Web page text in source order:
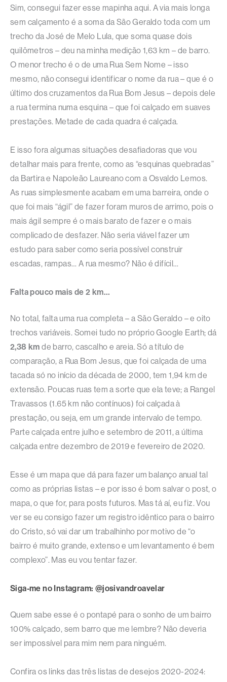
Sim, consegui fazer esse mapinha aqui. A via mais longa
sem calçamento é a soma da São Geraldo toda com um
trecho da José de Melo Lula, que soma quase dois
quilômetros – deu na minha medição 1,63 km – de barro.
O menor trecho é o de uma Rua Sem Nome – isso
mesmo, não consegui identificar o nome da rua – que é o
último dos cruzamentos da Rua Bom Jesus – depois dele
a rua termina numa esquina – que foi calçado em suaves
prestações. Metade de cada quadra é calçada.
E isso fora algumas situações desafiadoras que vou
detalhar mais para frente, como as “esquinas quebradas”
da Bartira e Napoleão Laureano com a Osvaldo Lemos.
As ruas simplesmente acabam em uma barreira, onde o
que foi mais “ágil” de fazer foram muros de arrimo, pois o
mais ágil sempre é o mais barato de fazer e o mais
complicado de desfazer. Não seria viável fazer um
estudo para saber como seria possível construir
escadas, rampas… A rua mesmo? Não é difícil…
Falta pouco mais de 2 km…
No total, falta uma rua completa – a São Geraldo – e oito
trechos variáveis. Somei tudo no próprio Google Earth; dá
2,38 km de barro, cascalho e areia. Só a título de
comparação, a Rua Bom Jesus, que foi calçada de uma
tacada só no início da década de 2000, tem 1,94 km de
extensão. Poucas ruas tem a sorte que ela teve; a Rangel
Travassos (1.65 km não contínuos) foi calçada à
prestação, ou seja, em um grande intervalo de tempo.
Parte calçada entre julho e setembro de 2011, a última
calçada entre dezembro de 2019 e fevereiro de 2020.
Esse é um mapa que dá para fazer um balanço anual tal
como as próprias listas – e por isso é bom salvar o post, o
mapa, o que for, para posts futuros. Mas tá aí, eu fiz. Vou
ver se eu consigo fazer um registro idêntico para o bairro
do Cristo, só vai dar um trabalhinho por motivo de “o
bairro é muito grande, extenso e um levantamento é bem
complexo”. Mas eu vou tentar fazer.
Siga-me no Instagram: @josivandroavelar
Quem sabe esse é o pontapé para o sonho de um bairro
100% calçado, sem barro que me lembre? Não deveria
ser impossível para mim nem para ninguém.
Confira os links das três listas de desejos 2020-2024: